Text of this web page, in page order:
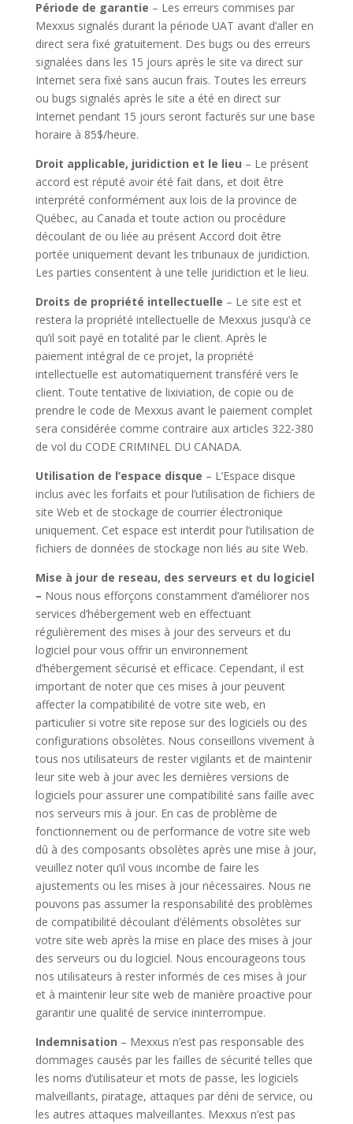
Période de garantie – Les erreurs commises par
Mexxus signalés durant la période UAT avant d’aller en
direct sera fixé gratuitement. Des bugs ou des erreurs
signalées dans les 15 jours après le site va direct sur
Internet sera fixé sans aucun frais. Toutes les erreurs
ou bugs signalés après le site a été en direct sur
Internet pendant 15 jours seront facturés sur une base
horaire à 85$/heure.
Droit applicable, juridiction et le lieu – Le présent
accord est réputé avoir été fait dans, et doit être
interprété conformément aux lois de la province de
Québec, au Canada et toute action ou procédure
découlant de ou liée au présent Accord doit être
portée uniquement devant les tribunaux de juridiction.
Les parties consentent à une telle juridiction et le lieu.
Droits de propriété intellectuelle – Le site est et
restera la propriété intellectuelle de Mexxus jusqu’à ce
qu’il soit payé en totalité par le client. Après le
paiement intégral de ce projet, la propriété
intellectuelle est automatiquement transféré vers le
client. Toute tentative de lixiviation, de copie ou de
prendre le code de Mexxus avant le paiement complet
sera considérée comme contraire aux articles 322-380
de vol du CODE CRIMINEL DU CANADA.
Utilisation de l’espace disque – L’Espace disque
inclus avec les forfaits et pour l’utilisation de fichiers de
site Web et de stockage de courrier électronique
uniquement. Cet espace est interdit pour l’utilisation de
fichiers de données de stockage non liés au site Web.
Mise à jour de reseau, des serveurs et du logiciel
– Nous nous efforçons constamment d’améliorer nos
services d’hébergement web en effectuant
régulièrement des mises à jour des serveurs et du
logiciel pour vous offrir un environnement
d’hébergement sécurisé et efficace. Cependant, il est
important de noter que ces mises à jour peuvent
affecter la compatibilité de votre site web, en
particulier si votre site repose sur des logiciels ou des
configurations obsolètes. Nous conseillons vivement à
tous nos utilisateurs de rester vigilants et de maintenir
leur site web à jour avec les dernières versions de
logiciels pour assurer une compatibilité sans faille avec
nos serveurs mis à jour. En cas de problème de
fonctionnement ou de performance de votre site web
dû à des composants obsolètes après une mise à jour,
veuillez noter qu’il vous incombe de faire les
ajustements ou les mises à jour nécessaires. Nous ne
pouvons pas assumer la responsabilité des problèmes
de compatibilité découlant d’éléments obsolètes sur
votre site web après la mise en place des mises à jour
des serveurs ou du logiciel. Nous encourageons tous
nos utilisateurs à rester informés de ces mises à jour
et à maintenir leur site web de manière proactive pour
garantir une qualité de service ininterrompue.
Indemnisation – Mexxus n’est pas responsable des
dommages causés par les failles de sécurité telles que
les noms d’utilisateur et mots de passe, les logiciels
malveillants, piratage, attaques par déni de service, ou
les autres attaques malveillantes. Mexxus n’est pas